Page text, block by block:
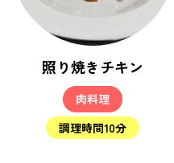
照り焼きチキン
肉料理
調理時間10分